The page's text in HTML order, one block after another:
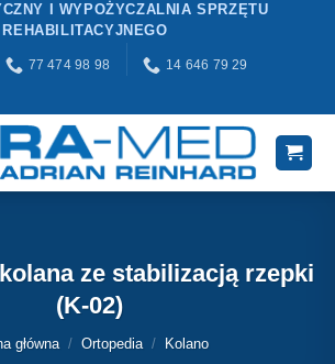
I WYPOŻYCZALNIA SPRZĘTU
REHABILITACYJNEGO
77 474 98 98 14 646 79 29
ze stabilizacją rzepki
(K-02)
główna / Ortopedia / Kolano